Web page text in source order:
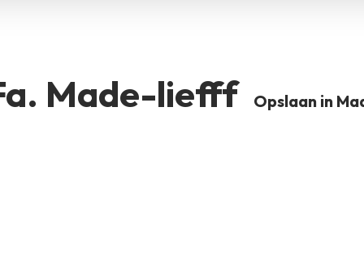
BERNSTEIN JOY JULIA
Made-liefff Opslaan in